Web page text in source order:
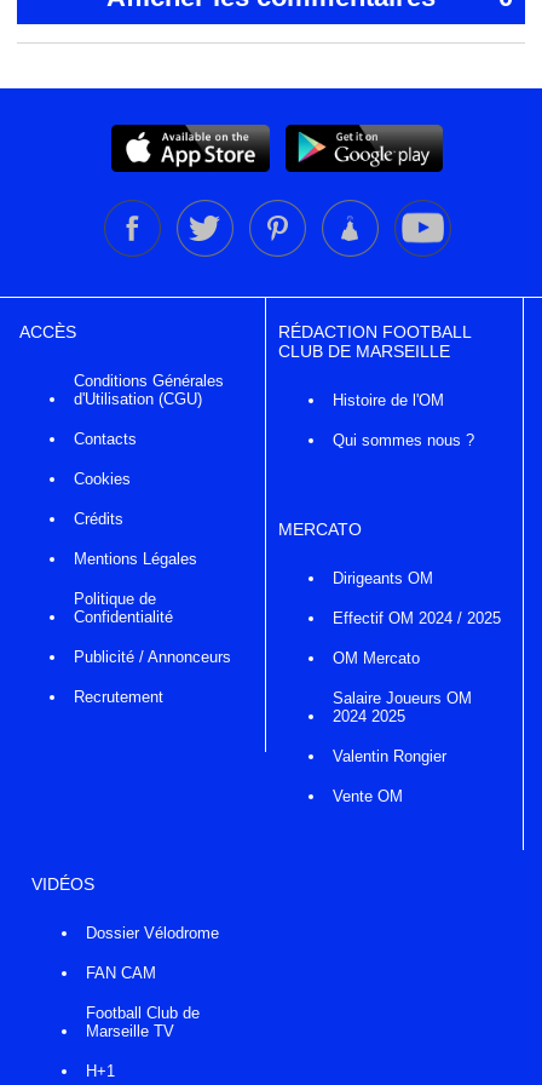
ACCÈS
Conditions Générales
d'Utilisation (CGU)
Contacts
Cookies
Crédits
Mentions Légales
Politique de
Confidentialité
Publicité / Annonceurs
Recrutement
RÉDACTION FOOTBALL
CLUB DE MARSEILLE
Histoire de l'OM
Qui sommes nous ?
MERCATO
Dirigeants OM
Effectif OM 2024 / 2025
OM Mercato
Salaire Joueurs OM
2024 2025
Valentin Rongier
Vente OM
VIDÉOS
Dossier Vélodrome
FAN CAM
Football Club de
Marseille TV
H+1